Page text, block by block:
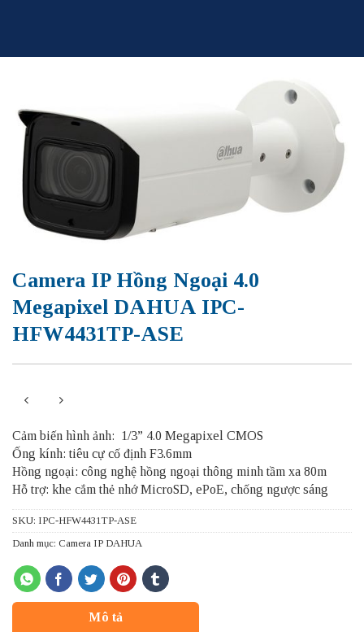
Camera IP Hồng Ngoại 4.0
Megapixel DAHUA IPC-
HFW4431TP-ASE
Cảm biến hình ảnh: 1/3” 4.0 Megapixel CMOS
Ống kính: tiêu cự cố định F3.6mm
Hồng ngoại: công nghệ hồng ngoại thông minh tầm xa 80m
Hỗ trợ: khe cắm thẻ nhớ MicroSD, ePoE, chống ngược sáng
SKU: IPC-HFW4431TP-ASE
Danh mục: Camera IP DAHUA
Mô tả